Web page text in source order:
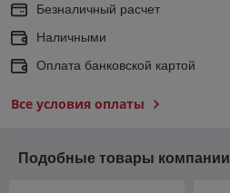
Безналичный расчет
Наличными
Оплата банковской картой
Все условия оплаты
Подобные товары компании